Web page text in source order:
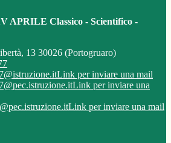
APRILE Classico - Scientifico -
13 30026 (Portogruaro)
Link per inviare una mail
Link per inviare una
Link per inviare una mail